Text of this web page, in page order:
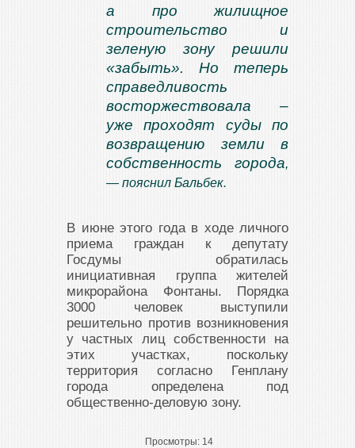
а про жилищное
строительство и
зеленую зону решили
«забыть». Но теперь
справедливость
восторжествовала –
уже проходят суды по
возвращению земли в
собственность города,
— пояснил Бальбек.
В июне этого года в ходе личного
приема граждан к депутату
Госдумы обратилась
инициативная группа жителей
микрорайона Фонтаны. Порядка
3000 человек выступили
решительно против возникновения
у частных лиц собственности на
этих участках, поскольку
территория согласно Генплану
города определена под
общественно-деловую зону.
Просмотры: 14